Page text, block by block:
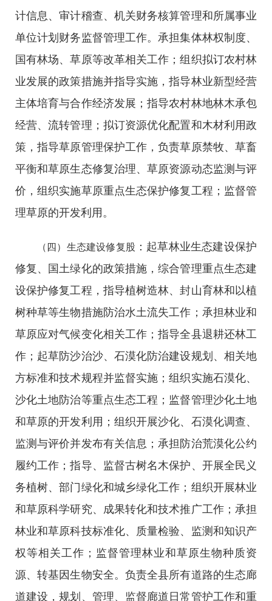
计信息、审计稽查、机关财务核算管理和所属事业
单位计划财务监督管理工作。承担集体林权制度、
国有林场、草原等改革相关工作；组织拟订农村林
业发展的政策措施并指导实施，指导林业新型经营
主体培育与合作经济发展；指导农村林地林木承包
经营、流转管理；拟订资源优化配置和木材利用政
策，指导草原管理保护工作，负责草原禁牧、草畜
平衡和草原生态修复治理、草原资源动态监测与评
价，组织实施草原重点生态保护修复工程；监督管
理草原的开发利用。
（四）生态建设修复股 ：起草林业生态建设保护
修复、国土绿化的政策措施，综合管理重点生态建
设保护修复工程，指导植树造林、封山育林和以植
树种草等生物措施防治水土流失工作；承担林业和
草原应对气候变化相关工作；指导全县退耕还林工
作；起草防沙治沙、石漠化防治建设规划、相关地
方标准和技术规程并监督实施；组织实施石漠化、
沙化土地防治等重点生态工程；监督管理沙化土地
和草原的开发利用；组织开展沙化、石漠化调查、
监测与评价并发布有关信息；承担防治荒漠化公约
履约工作；指导、监督古树名木保护、开展全民义
务植树、部门绿化和城乡绿化工作；组织开展林业
和草原科学研究、成果转化和技术推广工作；承担
林业和草原科技标准化、质量检验、监测和知识产
权等相关工作；监督管理林业和草原生物种质资
源、转基因生物安全。负责全县所有道路的生态廊
道建设，规划、管理、监督廊道日常管护工作和重